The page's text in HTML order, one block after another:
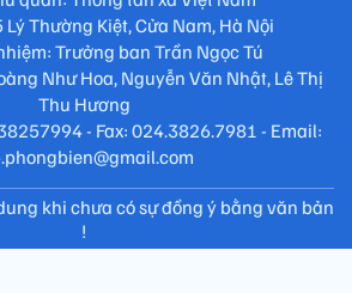
Thường Kiệt, Cửa Nam, Hà Nội
Trưởng ban Trần Ngọc Tú
Như Hoa, Nguyễn Văn Nhật, Lê Thị
Thu Hương
- Fax: 024.3826.7981 - Email:
khi chưa có sự đồng ý bằng văn bản
!